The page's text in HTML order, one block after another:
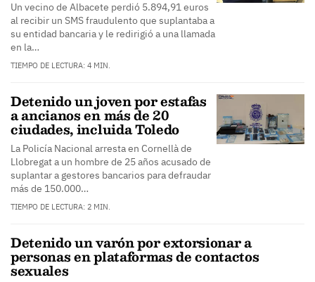
Un vecino de Albacete perdió 5.894,91 euros
al recibir un SMS fraudulento que suplantaba a
su entidad bancaria y le redirigió a una llamada
en la…
TIEMPO DE LECTURA: 4 MIN.
Detenido un joven por estafas
a ancianos en más de 20
ciudades, incluida Toledo
La Policía Nacional arresta en Cornellà de
Llobregat a un hombre de 25 años acusado de
suplantar a gestores bancarios para defraudar
más de 150.000…
TIEMPO DE LECTURA: 2 MIN.
Detenido un varón por extorsionar a
personas en plataformas de contactos
sexuales